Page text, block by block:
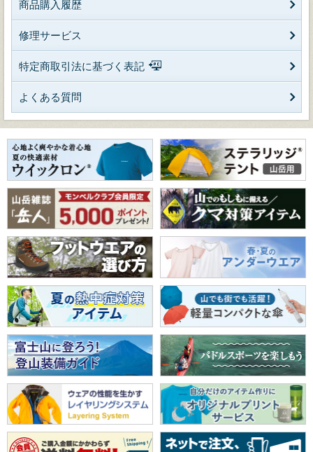
商品購入履歴
修理サービス
特定商取引法に基づく表記
よくある質問